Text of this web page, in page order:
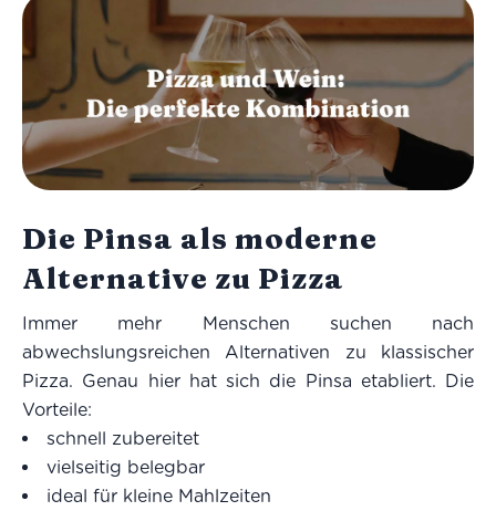
Die Pinsa als moderne
Alternative zu Pizza
Immer mehr Menschen suchen nach
abwechslungsreichen Alternativen zu klassischer
Pizza. Genau hier hat sich die Pinsa etabliert. Die
Vorteile:
schnell zubereitet
vielseitig belegbar
ideal für kleine Mahlzeiten